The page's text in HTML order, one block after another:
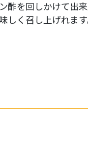
酢を回しかけて出来
しく召し上げれます